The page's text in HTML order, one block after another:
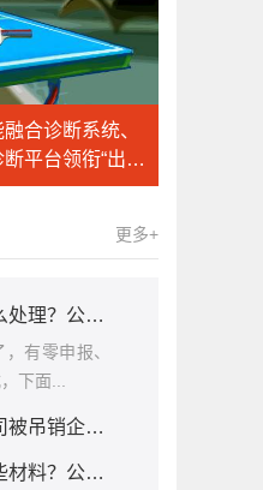
合诊断系统、
平台领衔“出
更多+
公司不经营了应该怎么处理？公司注销有哪些注意事项？
有零申报、
下面...
什么是公司吊销？公司被吊销企业应该做什么?
股权变更需要提供哪些材料？公司股权变更的具体流程是什么？